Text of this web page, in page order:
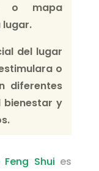
o mapa
lugar.
del lugar
o
diferentes
bienestar y
Shui es